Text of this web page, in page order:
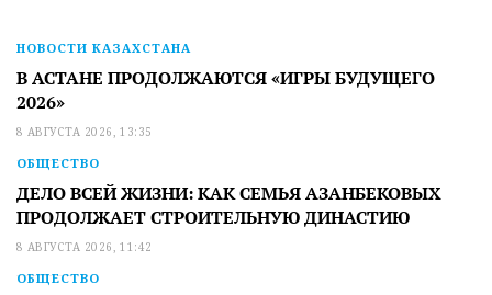
НОВОСТИ КАЗАХСТАНА
В АСТАНЕ ПРОДОЛЖАЮТСЯ «ИГРЫ БУДУЩЕГО
2026»
8 АВГУСТА 2026, 13:35
ОБЩЕСТВО
ДЕЛО ВСЕЙ ЖИЗНИ: КАК СЕМЬЯ АЗАНБЕКОВЫХ
ПРОДОЛЖАЕТ СТРОИТЕЛЬНУЮ ДИНАСТИЮ
8 АВГУСТА 2026, 11:42
ОБЩЕСТВО